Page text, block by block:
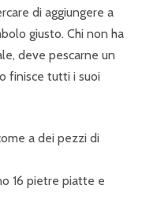
di aggiungere a
giusto. Chi non ha
deve pescarne un
finisce tutti i suoi
a dei pezzi di
16 pietre piatte e